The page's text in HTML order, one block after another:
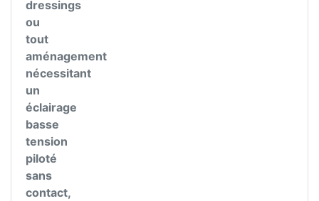
dressings
ou
tout
aménagement
nécessitant
un
éclairage
basse
tension
piloté
sans
contact,